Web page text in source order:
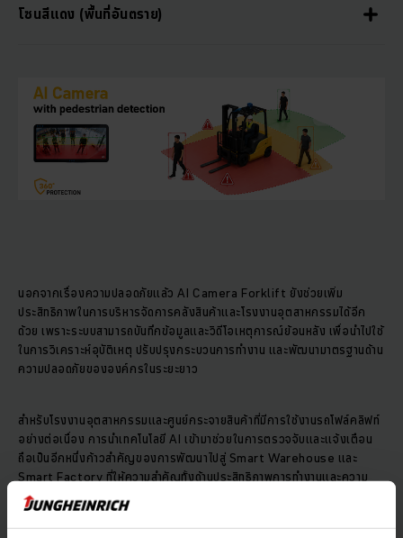
โซนสีแดง (พื้นที่อันตราย)
นอกจากเรื่องความปลอดภัยแล้ว AI Camera Forklift ยังช่วยเพิ่ม
ประสิทธิภาพในการบริหารจัดการคลังสินค้าและโรงงานอุตสาหกรรมได้อีก
ด้วย เพราะระบบสามารถบันทึกข้อมูลและวิดีโอเหตุการณ์ย้อนหลัง เพื่อนำไปใช้
ในการวิเคราะห์อุบัติเหตุ ปรับปรุงกระบวนการทำงาน และพัฒนามาตรฐานด้าน
ความปลอดภัยขององค์กรในระยะยาว
สำหรับโรงงานอุตสาหกรรมและศูนย์กระจายสินค้าที่มีการใช้งานรถโฟล์คลิฟท์
อย่างต่อเนื่อง การนำเทคโนโลยี AI เข้ามาช่วยในการตรวจจับและแจ้งเตือน
ถือเป็นอีกหนึ่งก้าวสำคัญของการพัฒนาไปสู่ Smart Warehouse และ
Smart Factory ที่ให้ความสำคัญทั้งด้านประสิทธิภาพการทำงานและความ
ปลอดภัยของบุคลากร